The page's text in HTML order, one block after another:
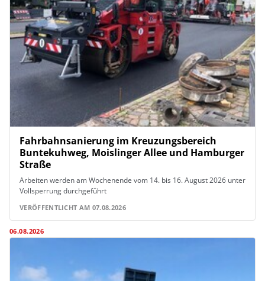
Fahrbahnsanierung im Kreuzungsbereich
Buntekuhweg, Moislinger Allee und Hamburger
Straße
Arbeiten werden am Wochenende vom 14. bis 16. August 2026 unter
Vollsperrung durchgeführt
VERÖFFENTLICHT AM 07.08.2026
06.08.2026